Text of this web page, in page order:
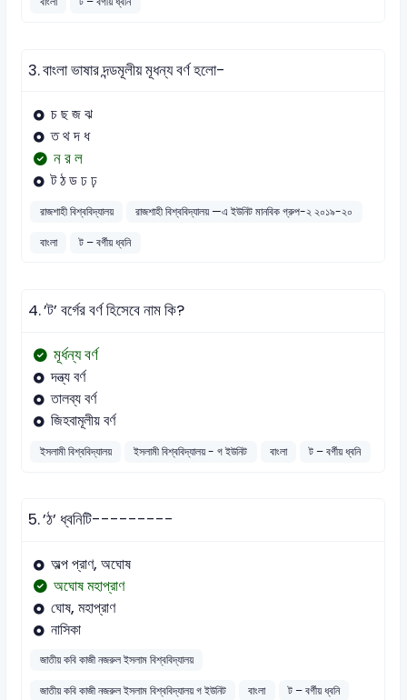
3.বাংলা ভাষার দন্ডমূলীয় মূধন্য বর্ণ হলো-
চ ছ জ ঝ
ত থ দ ধ
ন র ল
ট ঠ ড ঢ ঢ়
রাজশাহী বিশ্ববিদ্যালয়
রাজশাহী বিশ্ববিদ্যালয় —এ ইউনিট মানবিক গ্রুপ-২ ২০১৯-২০
বাংলা
ট – বর্গীয় ধ্বনি
4.’ট’ বর্গের বর্ণ হিসেবে নাম কি?
মূর্ধন্য বর্ণ
দন্ত্য বর্ণ
তালব্য বর্ণ
জিহবামূলীয় বর্ণ
ইসলামী বিশ্ববিদ্যালয় ইসলামী বিশ্ববিদ্যালয় - গ ইউনিট বাংলা ট – বর্গীয় ধ্বনি
5.’ঠ’ ধ্বনিটি---------
অল্প প্রাণ, অঘোষ
অঘোষ মহাপ্রাণ
ঘোষ, মহাপ্রাণ
নাসিকা
জাতীয় কবি কাজী নজরুল ইসলাম বিশ্ববিদ্যালয়
জাতীয় কবি কাজী নজরুল ইসলাম বিশ্ববিদ্যালয় গ ইউনিট
বাংলা ট – বর্গীয় ধ্বনি